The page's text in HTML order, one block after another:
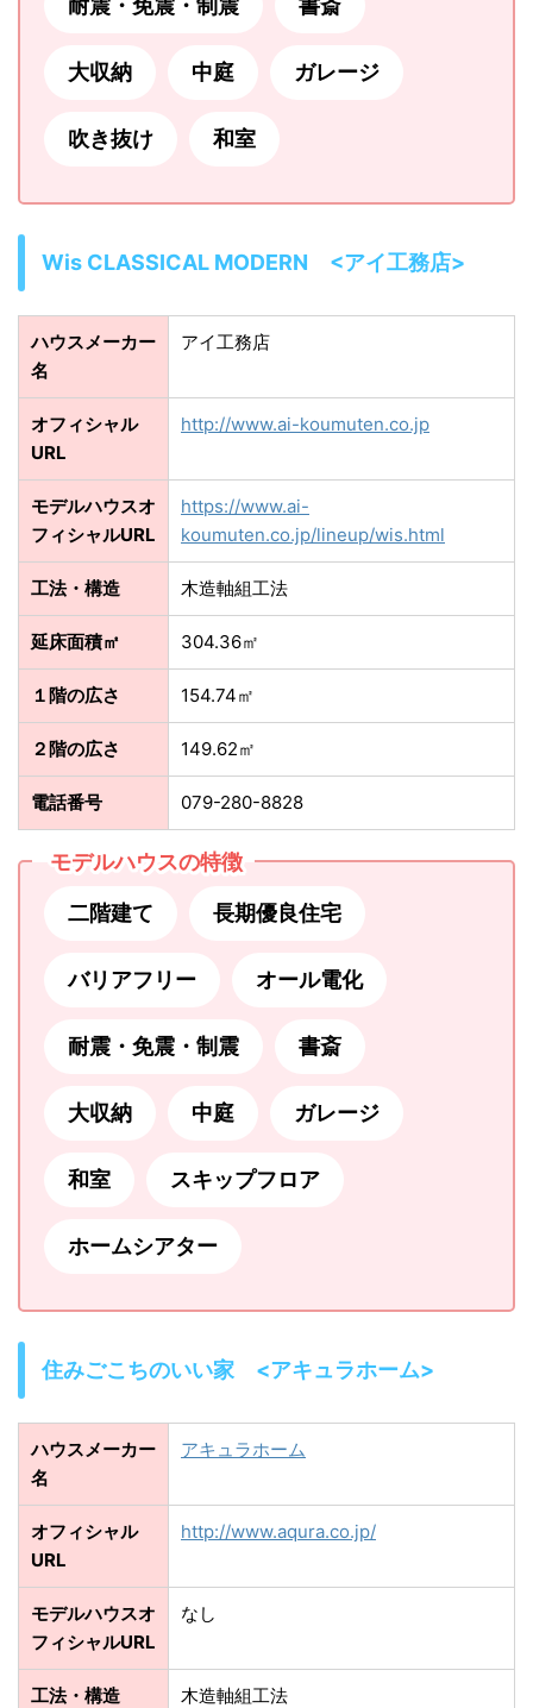
耐震・免震・制震 書斎
大収納 中庭 ガレージ
吹き抜け 和室
Wis CLASSICAL MODERN <アイ工務店>
ハウスメーカー
名
アイ工務店
オフィシャル
URL
http://www.ai-koumuten.co.jp
モデルハウスオ
フィシャルURL
https://www.ai-
koumuten.co.jp/lineup/wis.html
工法・構造 木造軸組工法
延床面積㎡ 304.36㎡
１階の広さ 154.74㎡
２階の広さ 149.62㎡
電話番号 079-280-8828
モデルハウスの特徴
二階建て 長期優良住宅
バリアフリー オール電化
耐震・免震・制震 書斎
大収納 中庭 ガレージ
和室 スキップフロア
ホームシアター
住みごこちのいい家 <アキュラホーム>
ハウスメーカー
名
アキュラホーム
オフィシャル
URL
http://www.aqura.co.jp/
モデルハウスオ
フィシャルURL
なし
工法・構造 木造軸組工法